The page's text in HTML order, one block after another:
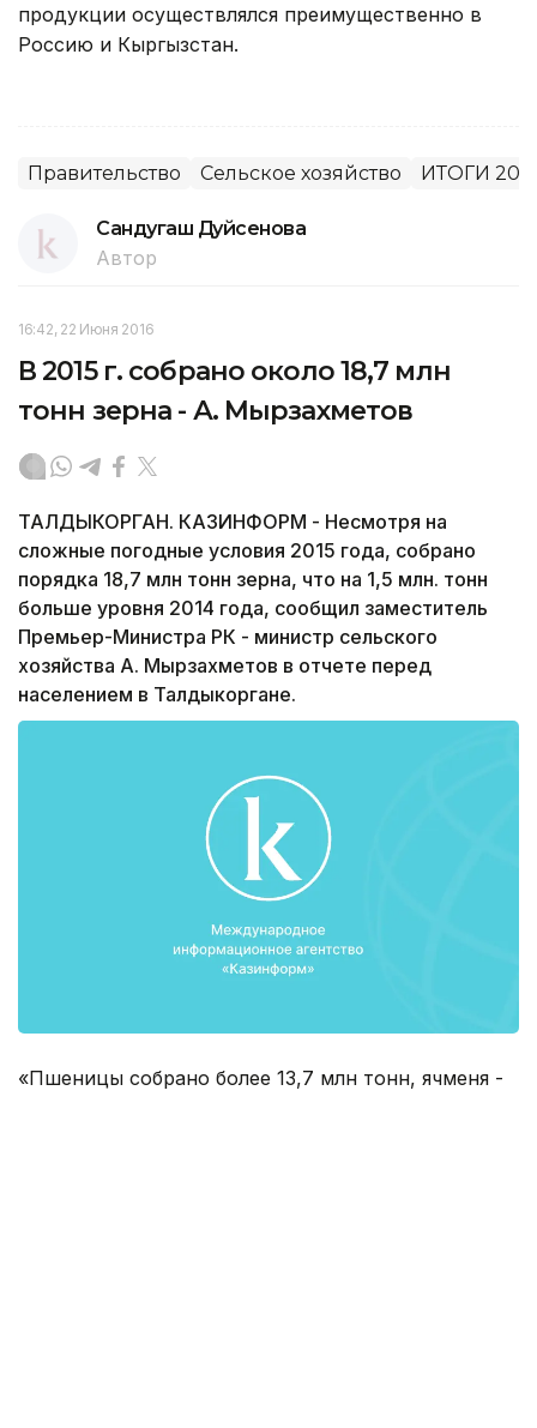
продукции осуществлялся преимущественно в
Россию и Кыргызстан.
Правительство Сельское хозяйство ИТОГИ 2015
Сандугаш Дуйсенова
Автор
16:42, 22 Июня 2016
В 2015 г. собрано около 18,7 млн
тонн зерна - А. Мырзахметов
ТАЛДЫКОРГАН. КАЗИНФОРМ - Несмотря на
сложные погодные условия 2015 года, собрано
порядка 18,7 млн тонн зерна, что на 1,5 млн. тонн
больше уровня 2014 года, сообщил заместитель
Премьер-Министра РК - министр сельского
хозяйства А. Мырзахметов в отчете перед
населением в Талдыкоргане.
«Пшеницы собрано более 13,7 млн тонн, ячменя -